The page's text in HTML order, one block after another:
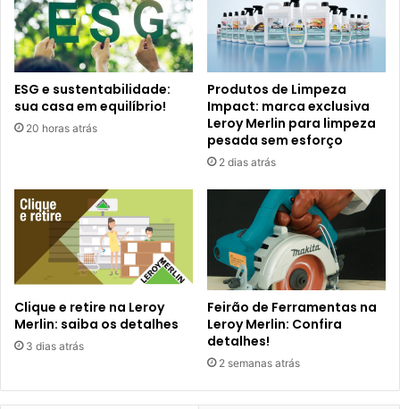
ESG e sustentabilidade:
sua casa em equilíbrio!
20 horas atrás
Produtos de Limpeza
Impact: marca exclusiva
Leroy Merlin para limpeza
pesada sem esforço
2 dias atrás
Clique e retire na Leroy
Merlin: saiba os detalhes
3 dias atrás
Feirão de Ferramentas na
Leroy Merlin: Confira
detalhes!
2 semanas atrás